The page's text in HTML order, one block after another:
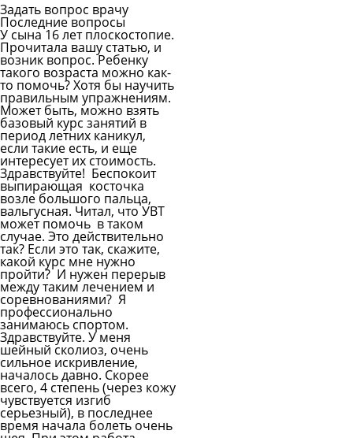
Задать вопрос врачу
Последние вопросы
У сына 16 лет плоскостопие.
Прочитала вашу статью, и
возник вопрос. Ребенку
такого возраста можно как-
то помочь? Хотя бы научить
правильным упражнениям.
Может быть, можно взять
базовый курс занятий в
период летних каникул,
если такие есть, и еще
интересует их стоимость.
Здравствуйте! Беспокоит
выпирающая косточка
возле большого пальца,
вальгусная. Читал, что УВТ
может помочь в таком
случае. Это действительно
так? Если это так, скажите,
какой курс мне нужно
пройти? И нужен перерыв
между таким лечением и
соревнованиями? Я
профессионально
занимаюсь спортом.
Здравствуйте. У меня
шейный сколиоз, очень
сильное искривление,
началось давно. Скорее
всего, 4 степень (через кожу
чувствуется изгиб
серьезный), в последнее
время начала болеть очень